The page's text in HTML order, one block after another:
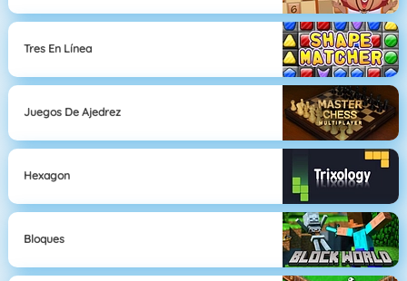
Tres En Línea
Juegos De Ajedrez
Hexagon
Bloques